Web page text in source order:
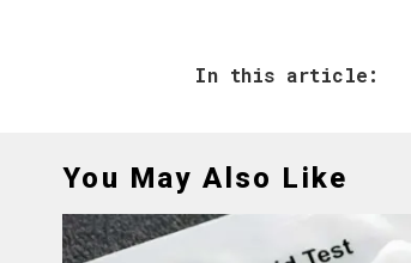
In this article:
You May Also Like